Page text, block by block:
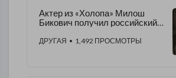
Актер из «Холопа» Милош
Бикович получил российский
ДРУГАЯ • 1,492 ПРОСМОТРЫ